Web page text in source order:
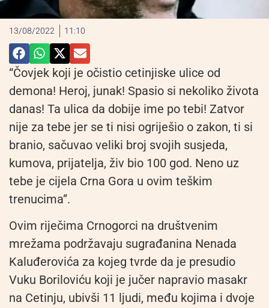
13/08/2022 11:10
“Čovjek koji je očistio cetinjiske ulice od
demona! Heroj, junak! Spasio si nekoliko života
danas! Ta ulica da dobije ime po tebi! Zatvor
nije za tebe jer se ti nisi ogriješio o zakon, ti si
branio, sačuvao veliki broj svojih susjeda,
kumova, prijatelja, živ bio 100 god. Neno uz
tebe je cijela Crna Gora u ovim teškim
trenucima”.
Ovim riječima Crnogorci na društvenim
mrežama podržavaju sugrađanina Nenada
Kaluđerovića za kojeg tvrde da je presudio
Vuku Boriloviću koji je jučer napravio masakr
na Cetinju, ubivši 11 ljudi, među kojima i dvoje